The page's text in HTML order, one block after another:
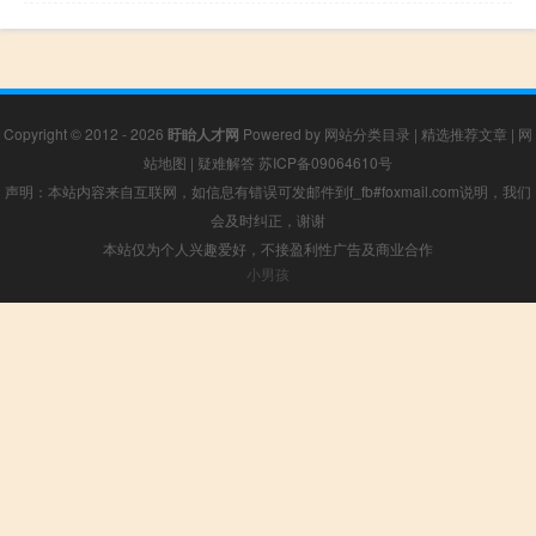
Copyright © 2012 - 2026 盱眙人才网 Powered by 网站分类目录 | 精选推荐文章 | 网
站地图 | 疑难解答 苏ICP备09064610号
声明：本站内容来自互联网，如信息有错误可发邮件到f_fb#foxmail.com说明，我们
会及时纠正，谢谢
本站仅为个人兴趣爱好，不接盈利性广告及商业合作
小男孩